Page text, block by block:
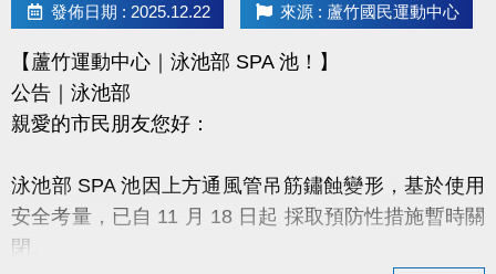
https://www.lzsports.com.tw/zh_TW/news/pageID/1/
FB : 桃園市蘆竹國民運動中心
IG : @luzhusports
發佈日期 : 2025.12.22 來源 : 蘆竹國民運動中心
【蘆竹運動中心｜泳池部 SPA 池！】
公告｜泳池部
親愛的市民朋友您好：
泳池部 SPA 池因上方通風管吊筋鏽蝕變形，基於使用
安全考量，已自 11 月 18 日起 採取預防性措施暫時關
閉。